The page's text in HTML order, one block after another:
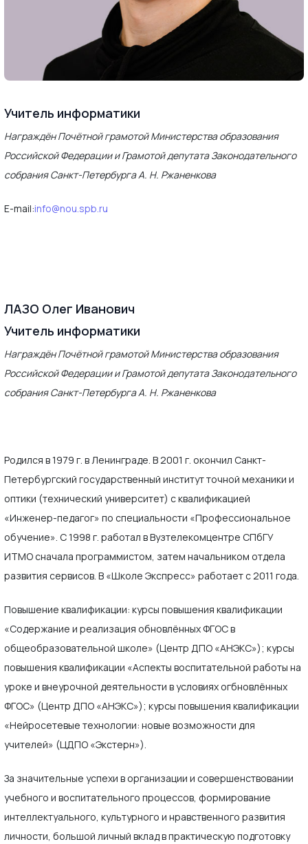
Учитель информатики
Награждён Почётной грамотой Министерства образования
Российской Федерации и Грамотой депутата Законодательного
собрания Санкт-Петербурга А. Н. Ржаненкова
E-mail:info@nou.spb.ru
ЛАЗО Олег Иванович
Учитель информатики
Награждён Почётной грамотой Министерства образования
Российской Федерации и Грамотой депутата Законодательного
собрания Санкт-Петербурга А. Н. Ржаненкова
Родился в 1979 г. в Ленинграде. В 2001 г. окончил Санкт-
Петербургский государственный институт точной механики и
оптики (технический университет) с квалификацией
«Инженер-педагог» по специальности «Профессиональное
обучение». С 1998 г. работал в Вузтелекомцентре СПбГУ
ИТМО сначала программистом, затем начальником отдела
развития сервисов. В «Школе Экспресс» работает с 2011 года.
Повышение квалификации: курсы повышения квалификации
«Содержание и реализация обновлённых ФГОС в
общеобразовательной школе» (Центр ДПО «АНЭКС»); курсы
повышения квалификации «Аспекты воспитательной работы на
уроке и внеурочной деятельности в условиях огбновлённых
ФГОС» (Центр ДПО «АНЭКС»); курсы повышения квалификации
«Нейросетевые технологии: новые возможности для
учителей» (ЦДПО «Экстерн»).
За значительные успехи в организации и совершенствовании
учебного и воспитательного процессов, формирование
интеллектуального, культурного и нравственного развития
личности, большой личный вклад в практическую подготовку